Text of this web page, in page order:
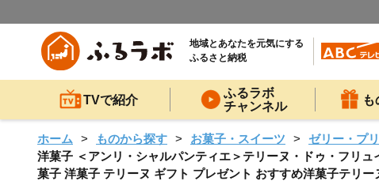
地域とあなたを元気にする
ふるさと納税
TVで紹介
ふるラボ
チャンネル
ホーム ものから探す お菓子・スイーツ
ゼリー・プ
洋菓子 ＜アンリ・シャルパンティエ＞テリーヌ・ドゥ・フリ
菓子 洋菓子 テリーヌ ギフト プレゼント おすすめ洋菓子テリー